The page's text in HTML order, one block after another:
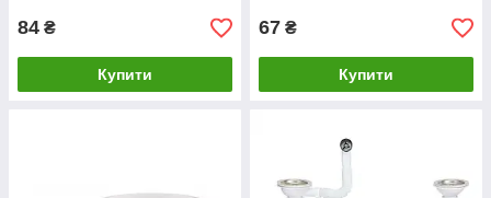
84 ₴
Купити
67 ₴
Купити